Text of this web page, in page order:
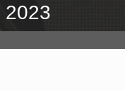
2023